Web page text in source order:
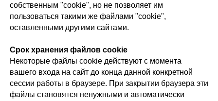
собственным "cookie", но не позволяет им
пользоваться такими же файлами "cookie",
оставленными другими сайтами.
Срок хранения файлов cookie
Некоторые файлы cookie действуют с момента
вашего входа на сайт до конца данной конкретной
сессии работы в браузере. При закрытии браузера эти
файлы становятся ненужными и автоматически